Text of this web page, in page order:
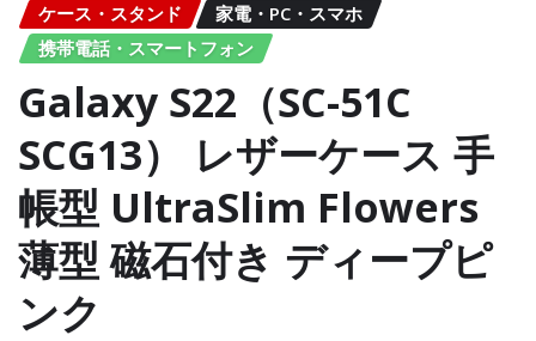
ケース・スタンド
家電・PC・スマホ
携帯電話・スマートフォン
Galaxy S22（SC-51C
SCG13） レザーケース 手
帳型 UltraSlim Flowers
薄型 磁石付き ディープピ
ンク